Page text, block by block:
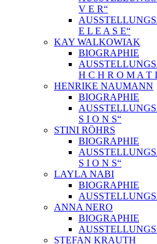
V E R“
E L E A S E“
KAY WALKOWIAK
BIOGRAPHIE
H C H R O M A T
HENRIKE NAUMANN
BIOGRAPHIE
S I O N S“
STINI RÖHRS
BIOGRAPHIE
S I O N S“
LAYLA NABI
BIOGRAPHIE
ANNA NERO
BIOGRAPHIE
STEFAN KRAUTH